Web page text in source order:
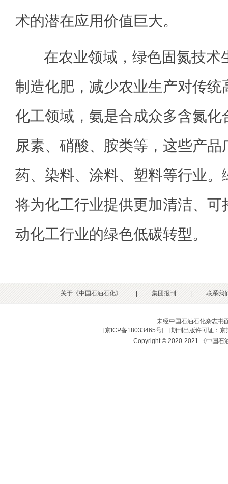
术的潜在应用价值巨大。
在农业领域，绿色固氮技术
制造化肥，减少农业生产对传统
化工领域，氨是合成众多含氮化
尿素、硝酸、胺类等，这些产
药、染料、涂料、塑料等行业。
将为化工行业提供更加清洁、可
动化工行业的绿色低碳转型。
关于《中国石油石化》 集团报刊 联系我
未经中国石油石化杂志书
[京ICP备18033465号] [期刊出版许可证：
Copyright © 2020-2021 《中国石